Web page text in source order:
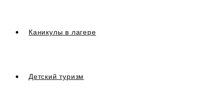
Каникулы в лагере
Детский туризм